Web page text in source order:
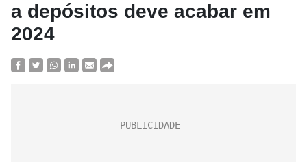
a depósitos deve acabar em
2024